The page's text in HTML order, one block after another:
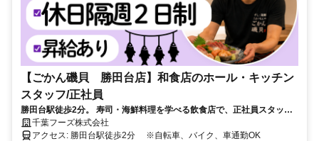
【ごかん磯貝 勝田台店】和食店のホール・キッチン
スタッフ/正社員
勝田台駅徒歩2分。 寿司・海鮮料理を学べる飲食店で、正社員スタッフ
を募集します。
千葉フーズ株式会社
アクセス: 勝田台駅徒歩2分 ※自転車、バイク、車通勤OK